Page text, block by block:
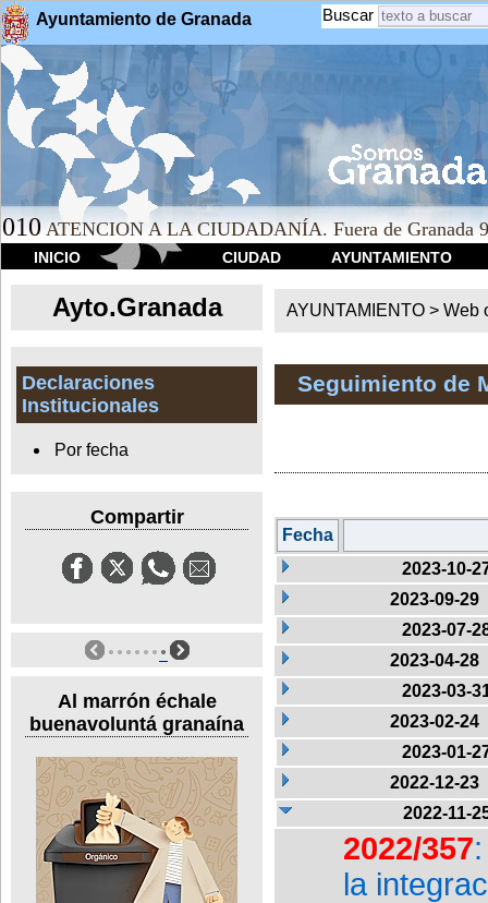
Ayuntamiento de Granada Buscar
010 ATENCION A LA CIUDADANÍA. Fuera de Granada
INICIO CIUDAD AYUNTAMIENTO
Ayto.Granada
Declaraciones
Institucionales
Por fecha
Compartir
Al marrón échale
buenavoluntá granaína
AYUNTAMIENTO > Web
Seguimiento de
Fecha
2023-10-
2023-09-29
2023-07-
2023-04-28
2023-03-
2023-02-24
2023-01-
2022-12-23
2022-11-
2022/357
la